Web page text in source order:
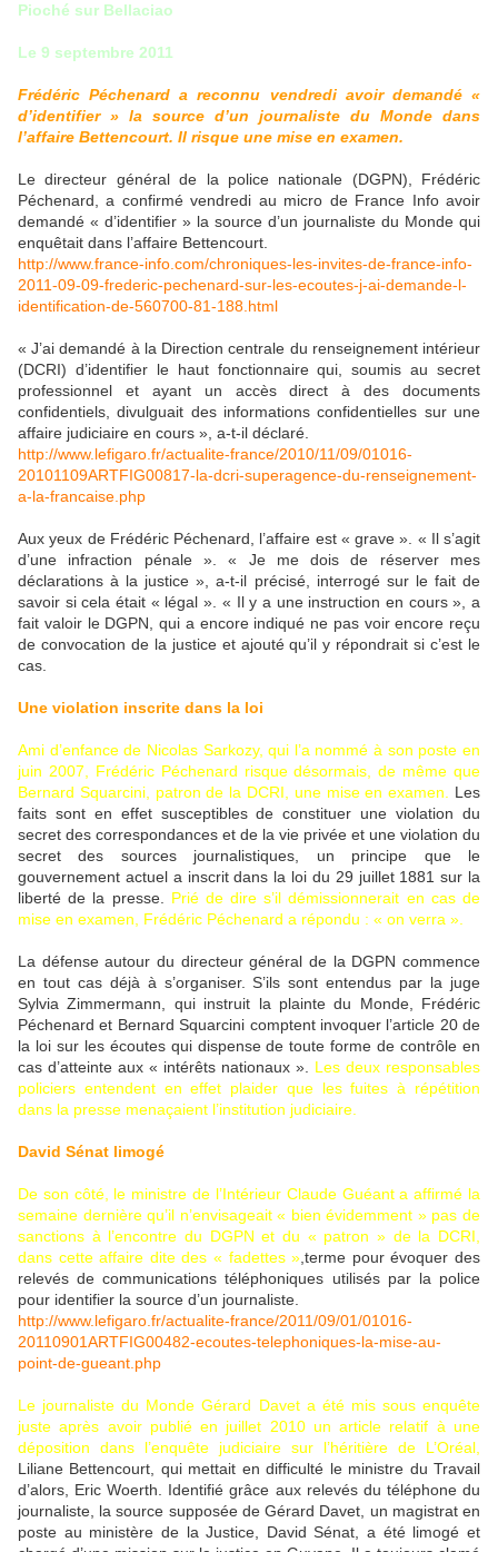
Pioché sur Bellaciao
Le 9 septembre 2011
Frédéric Péchenard a reconnu vendredi avoir demandé «
d’identifier » la source d’un journaliste du Monde dans
l’affaire Bettencourt. Il risque une mise en examen.
Le directeur général de la police nationale (DGPN), Frédéric
Péchenard, a confirmé vendredi au micro de France Info avoir
demandé « d’identifier » la source d’un journaliste du Monde qui
enquêtait dans l’affaire Bettencourt.
http://www.france-info.com/chroniques-les-invites-de-france-info-
2011-09-09-frederic-pechenard-sur-les-ecoutes-j-ai-demande-l-
identification-de-560700-81-188.html
« J’ai demandé à la Direction centrale du renseignement intérieur
(DCRI) d’identifier le haut fonctionnaire qui, soumis au secret
professionnel et ayant un accès direct à des documents
confidentiels, divulguait des informations confidentielles sur une
affaire judiciaire en cours », a-t-il déclaré.
http://www.lefigaro.fr/actualite-france/2010/11/09/01016-
20101109ARTFIG00817-la-dcri-superagence-du-renseignement-
a-la-francaise.php
Aux yeux de Frédéric Péchenard, l’affaire est « grave ». « Il s’agit
d’une infraction pénale ». « Je me dois de réserver mes
déclarations à la justice », a-t-il précisé, interrogé sur le fait de
savoir si cela était « légal ». « Il y a une instruction en cours », a
fait valoir le DGPN, qui a encore indiqué ne pas voir encore reçu
de convocation de la justice et ajouté qu’il y répondrait si c’est le
cas.
Une violation inscrite dans la loi
Ami d’enfance de Nicolas Sarkozy, qui l’a nommé à son poste en
juin 2007, Frédéric Péchenard risque désormais, de même que
Bernard Squarcini, patron de la DCRI, une mise en examen.
Les
faits sont en effet susceptibles de constituer une violation du
secret des correspondances et de la vie privée et une violation du
secret des sources journalistiques, un principe que le
gouvernement actuel a inscrit dans la loi du 29 juillet 1881 sur la
liberté de la presse. Prié de dire s’il démissionnerait en cas de
mise en examen, Frédéric Péchenard a répondu : « on verra ».
La défense autour du directeur général de la DGPN commence
en tout cas déjà à s’organiser. S’ils sont entendus par la juge
Sylvia Zimmermann, qui instruit la plainte du Monde, Frédéric
Péchenard et Bernard Squarcini comptent invoquer l’article 20 de
la loi sur les écoutes qui dispense de toute forme de contrôle en
cas d’atteinte aux « intérêts nationaux ». Les deux responsables
policiers entendent en effet plaider que les fuites à répétition
dans la presse menaçaient l’institution judiciaire.
David Sénat limogé
De son côté, le ministre de l’Intérieur Claude Guéant a affirmé la
semaine dernière qu’il n’envisageait « bien évidemment » pas de
sanctions à l’encontre du DGPN et du « patron » de la DCRI,
dans cette affaire dite des « fadettes » ,terme pour évoquer des
relevés de communications téléphoniques utilisés par la police
pour identifier la source d’un journaliste.
http://www.lefigaro.fr/actualite-france/2011/09/01/01016-
20110901ARTFIG00482-ecoutes-telephoniques-la-mise-au-
point-de-gueant.php
Le journaliste du Monde Gérard Davet a été mis sous enquête
juste après avoir publié en juillet 2010 un article relatif à une
déposition dans l’enquête judiciaire sur l’héritière de L’Oréal,
Liliane Bettencourt, qui mettait en difficulté le ministre du Travail
d’alors, Eric Woerth. Identifié grâce aux relevés du téléphone du
journaliste, la source supposée de Gérard Davet, un magistrat en
poste au ministère de la Justice, David Sénat, a été limogé et